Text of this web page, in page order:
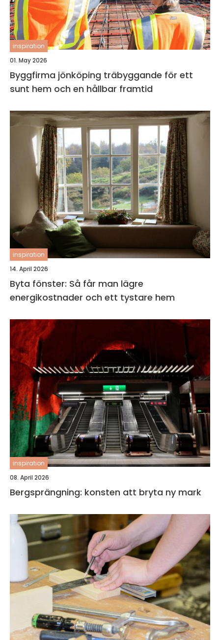
inspiration
01. May 2026
Byggfirma jönköping träbyggande för ett
sunt hem och en hållbar framtid
inspiration
14. April 2026
Byta fönster: Så får man lägre
energikostnader och ett tystare hem
inspiration
08. April 2026
Bergsprängning: konsten att bryta ny mark